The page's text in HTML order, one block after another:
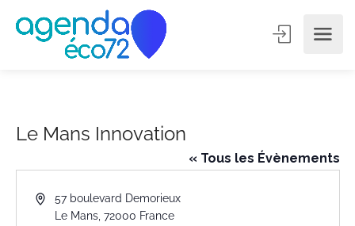
Le Mans Innovation
« Tous les Évènements
Adresse57 boulevard Demorieux
Le Mans 72000 France